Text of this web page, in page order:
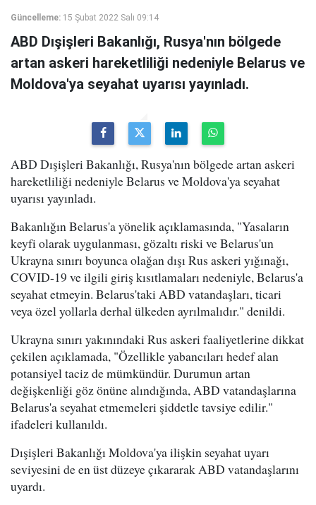
Güncelleme: 15 Şubat 2022 Salı 09:14
ABD Dışişleri Bakanlığı, Rusya'nın bölgede
artan askeri hareketliliği nedeniyle Belarus ve
Moldova'ya seyahat uyarısı yayınladı.
ABD Dışişleri Bakanlığı, Rusya'nın bölgede artan askeri
hareketliliği nedeniyle Belarus ve Moldova'ya seyahat
uyarısı yayınladı.
Bakanlığın Belarus'a yönelik açıklamasında, "Yasaların
keyfi olarak uygulanması, gözaltı riski ve Belarus'un
Ukrayna sınırı boyunca olağan dışı Rus askeri yığınağı,
COVID-19 ve ilgili giriş kısıtlamaları nedeniyle, Belarus'a
seyahat etmeyin. Belarus'taki ABD vatandaşları, ticari
veya özel yollarla derhal ülkeden ayrılmalıdır." denildi.
Ukrayna sınırı yakınındaki Rus askeri faaliyetlerine dikkat
çekilen açıklamada, "Özellikle yabancıları hedef alan
potansiyel taciz de mümkündür. Durumun artan
değişkenliği göz önüne alındığında, ABD vatandaşlarına
Belarus'a seyahat etmemeleri şiddetle tavsiye edilir."
ifadeleri kullanıldı.
Dışişleri Bakanlığı Moldova'ya ilişkin seyahat uyarı
seviyesini de en üst düzeye çıkararak ABD vatandaşlarını
uyardı.